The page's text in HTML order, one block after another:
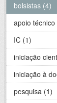
bolsistas (4)
apoio técnico
IC (1)
iniciação
iniciação à
pesquisa (1)